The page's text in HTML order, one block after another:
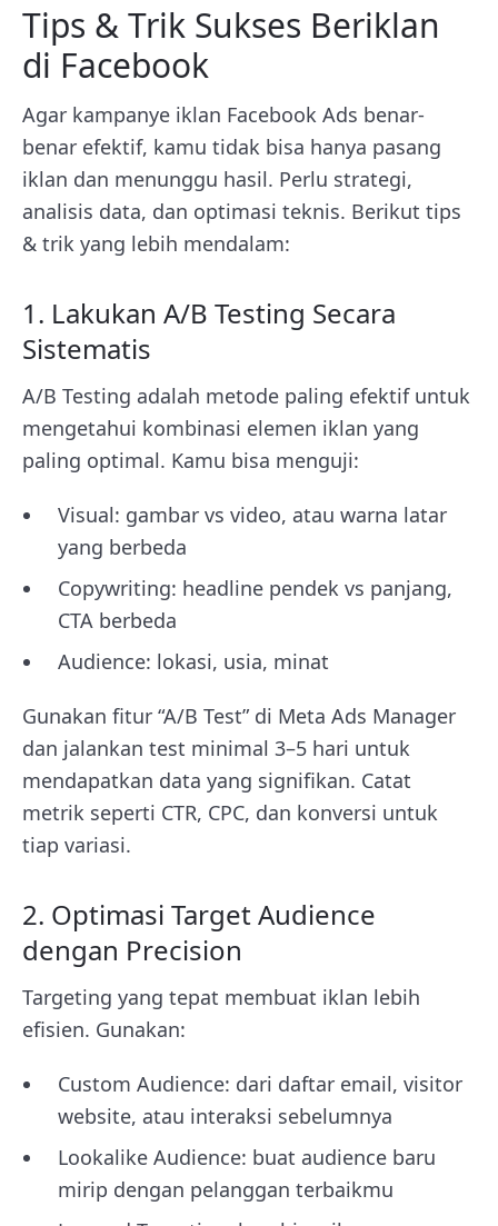
Tips & Trik Sukses Beriklan
di Facebook
Agar kampanye iklan Facebook Ads benar-
benar efektif, kamu tidak bisa hanya pasang
iklan dan menunggu hasil. Perlu strategi,
analisis data, dan optimasi teknis. Berikut tips
& trik yang lebih mendalam:
1. Lakukan A/B Testing Secara
Sistematis
A/B Testing adalah metode paling efektif untuk
mengetahui kombinasi elemen iklan yang
paling optimal. Kamu bisa menguji:
Visual: gambar vs video, atau warna latar
yang berbeda
Copywriting: headline pendek vs panjang,
CTA berbeda
Audience: lokasi, usia, minat
Gunakan fitur “A/B Test” di Meta Ads Manager
dan jalankan test minimal 3–5 hari untuk
mendapatkan data yang signifikan. Catat
metrik seperti CTR, CPC, dan konversi untuk
tiap variasi.
2. Optimasi Target Audience
dengan Precision
Targeting yang tepat membuat iklan lebih
efisien. Gunakan:
Custom Audience: dari daftar email, visitor
website, atau interaksi sebelumnya
Lookalike Audience: buat audience baru
mirip dengan pelanggan terbaikmu